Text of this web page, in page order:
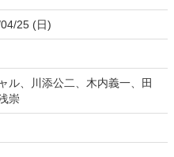
25 (日)
ル、川添公二、木内義一、田
崇